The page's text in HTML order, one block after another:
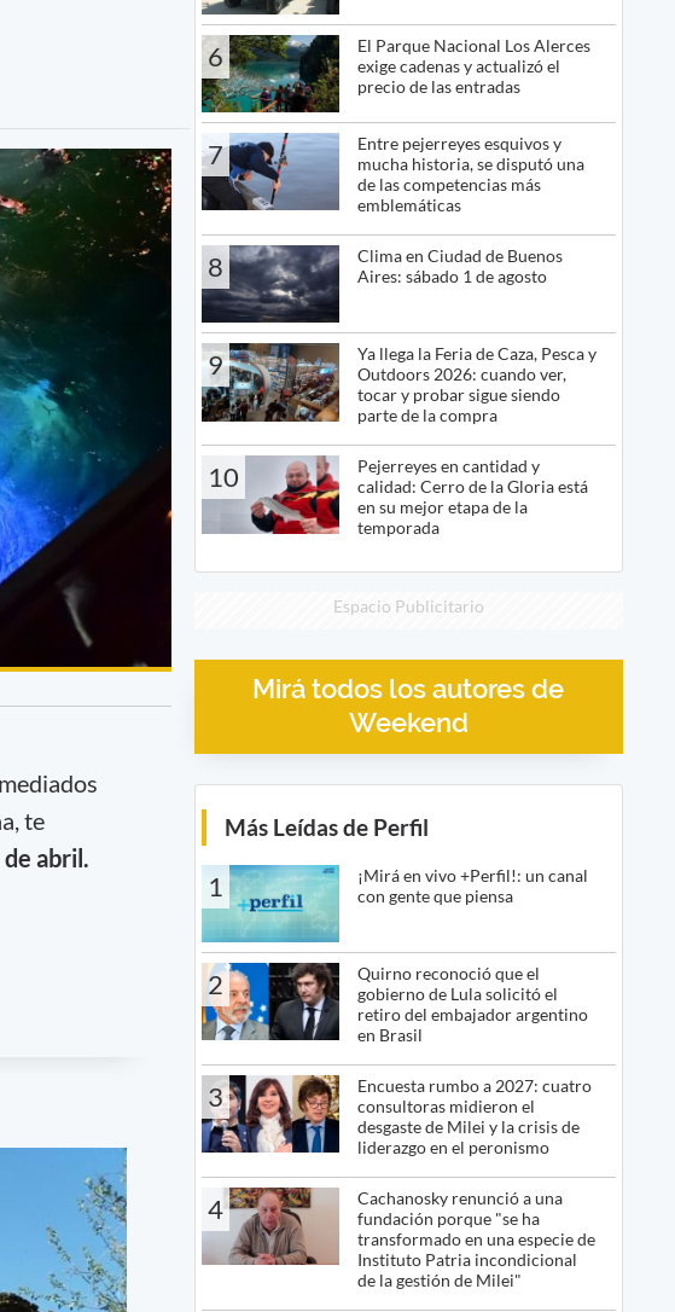
te
abril.
6
El Parque Nacional Los Alerces
exige cadenas y actualizó el
precio de las entradas
7
Entre pejerreyes esquivos y
mucha historia, se disputó una
de las competencias más
emblemáticas
8
Clima en Ciudad de Buenos
Aires: sábado 1 de agosto
9
Ya llega la Feria de Caza, Pesca y
Outdoors 2026: cuando ver,
tocar y probar sigue siendo
parte de la compra
10
Pejerreyes en cantidad y
calidad: Cerro de la Gloria está
en su mejor etapa de la
temporada
Espacio Publicitario
Mirá todos los autores de
Weekend
Más Leídas de Perfil
1
¡Mirá en vivo +Perfil!: un canal
con gente que piensa
2
Quirno reconoció que el
gobierno de Lula solicitó el
retiro del embajador argentino
en Brasil
3
Encuesta rumbo a 2027: cuatro
consultoras midieron el
desgaste de Milei y la crisis de
liderazgo en el peronismo
4
Cachanosky renunció a una
fundación porque "se ha
transformado en una especie de
Instituto Patria incondicional
de la gestión de Milei"